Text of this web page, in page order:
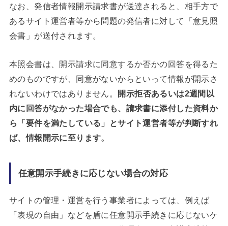
なお、発信者情報開示請求書が送達されると、相手方で
あるサイト運営者等から問題の発信者に対して「意見照
会書」が送付されます。
本照会書は、開示請求に同意するか否かの回答を得るた
めのものですが、同意がないからといって情報が開示さ
れないわけではありません。 開示拒否あるいは2週間以
内に回答がなかった場合でも、請求書に添付した資料か
ら「要件を満たしている」とサイト運営者等が判断すれ
ば、情報開示に至ります。
任意開示手続きに応じない場合の対応
サイトの管理・運営を行う事業者によっては、例えば
「表現の自由」などを盾に任意開示手続きに応じないケ